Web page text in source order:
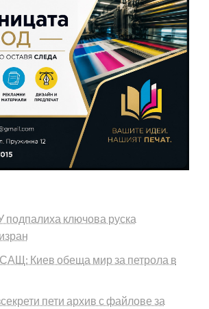
подпалиха ключова руска
САЩ: Киев обеща мир за петрола в
пети архив с файлове за